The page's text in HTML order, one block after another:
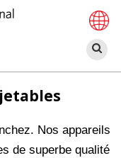
Nos appareils
de superbe qualité